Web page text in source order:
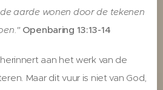
aarde wonen door de tekenen
Openbaring 13:13-14
aan het werk van de
Maar dit vuur is niet van God,